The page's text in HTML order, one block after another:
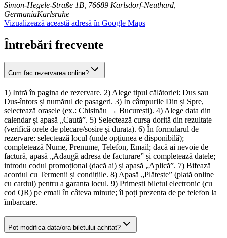
Simon-Hegele-Straße 1B, 76689 Karlsdorf-Neuthard,
GermaniaKarlsruhe
Vizualizează această adresă în Google Maps
Întrebări frecvente
Cum fac rezervarea online?
1) Intră în pagina de rezervare. 2) Alege tipul călătoriei: Dus sau
Dus-întors și numărul de pasageri. 3) În câmpurile Din și Spre,
selectează orașele (ex.: Chișinău → București). 4) Alege data din
calendar și apasă „Caută”. 5) Selectează cursa dorită din rezultate
(verifică orele de plecare/sosire și durata). 6) În formularul de
rezervare: selectează locul (unde opțiunea e disponibilă);
completează Nume, Prenume, Telefon, Email; dacă ai nevoie de
factură, apasă „Adaugă adresa de facturare” și completează datele;
introdu codul promoțional (dacă ai) și apasă „Aplică”. 7) Bifează
acordul cu Termenii și condițiile. 8) Apasă „Plătește” (plată online
cu cardul) pentru a garanta locul. 9) Primești biletul electronic (cu
cod QR) pe email în câteva minute; îl poți prezenta de pe telefon la
îmbarcare.
Pot modifica data/ora biletului achitat?